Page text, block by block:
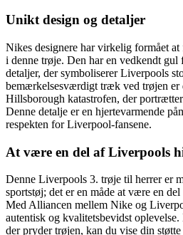
Unikt design og detaljer
Nikes designere har virkelig formået
i denne trøje. Den har en vedkendt gul
detaljer, der symboliserer Liverpools
bemærkelsesværdigt træk ved trøjen er
Hillsborough katastrofen, der
Denne detalje er en hjertevarmende
respekten for Liverpool-fansene.
At være en del af Liverpools
Denne Liverpools 3. trøje til herrer er
sportstøj; det er en måde at være en
Med Alliancen mellem Nike og
autentisk og kvalitetsbevidst
der pryder trøjen, kan du vise din